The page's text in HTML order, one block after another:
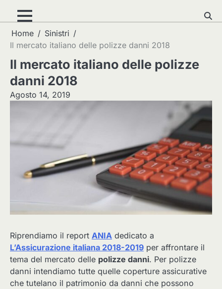
Home
Sinistri
Il mercato italiano delle polizze danni 2018
Il mercato italiano delle polizze
danni 2018
Agosto 14, 2019
Riprendiamo il report ANIA dedicato a
L’Assicurazione italiana 2018-2019 per affrontare il
tema del mercato delle polizze danni. Per polizze
danni intendiamo tutte quelle coperture assicurative
che tutelano il patrimonio da danni che possono